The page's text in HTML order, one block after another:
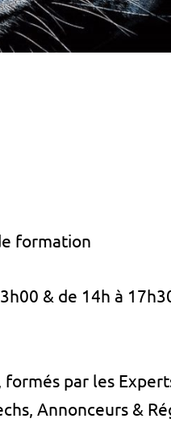
formation
& de 14h à
par les
Annonceurs &